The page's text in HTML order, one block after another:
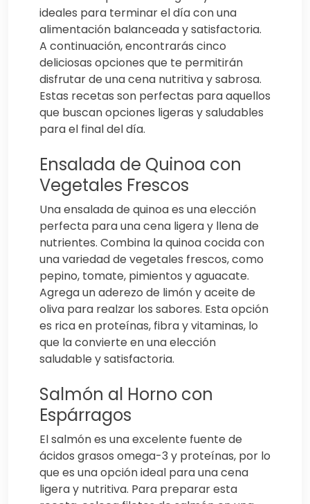
ideales para terminar el día con una
alimentación balanceada y satisfactoria.
A continuación, encontrarás cinco
deliciosas opciones que te permitirán
disfrutar de una cena nutritiva y sabrosa.
Estas recetas son perfectas para aquellos
que buscan opciones ligeras y saludables
para el final del día.
Ensalada de Quinoa con
Vegetales Frescos
Una ensalada de quinoa es una elección
perfecta para una cena ligera y llena de
nutrientes. Combina la quinoa cocida con
una variedad de vegetales frescos, como
pepino, tomate, pimientos y aguacate.
Agrega un aderezo de limón y aceite de
oliva para realzar los sabores. Esta opción
es rica en proteínas, fibra y vitaminas, lo
que la convierte en una elección
saludable y satisfactoria.
Salmón al Horno con
Espárragos
El salmón es una excelente fuente de
ácidos grasos omega-3 y proteínas, por lo
que es una opción ideal para una cena
ligera y nutritiva. Para preparar esta